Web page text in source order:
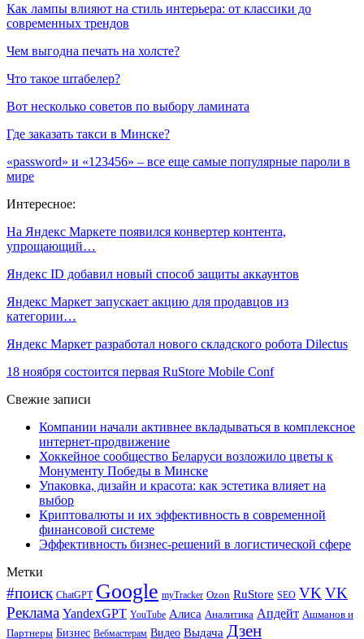
Как лампы влияют на стиль интерьера: от классики до
современных трендов
Чем выгодна печать на холсте?
Что такое штабелер?
Вот несколько советов по выбору ламината
Где заказать такси в Минске?
«password» и «123456» – все еще самые популярные пароли в
мире
Интересное:
На Яндекс Маркете появился конвертер контента,
упрощающий…
Яндекс ID добавил новый способ защиты аккаунтов
Яндекс Маркет запускает акцию для продавцов из
категории…
Яндекс Маркет разработал нового складского робота Dilectus
18 ноября состоится первая RuStore Mobile Conf
Свежие записи
Компании начали активнее вкладываться в комплексное
интернет-продвижение
Хоккейное сообщество Беларуси возложило цветы к
Монументу Победы в Минске
Упаковка, дизайн и красота: как эстетика влияет на
выбор
Криптовалюты и их эффективность в современной
финансовой системе
Эффективность бизнес-решений в логистической сфере
Метки
#поиск ChatGPT Google myTracker Ozon RuStore SEO VK VK
Реклама YandexGPT YouTube Алиса Аналитика Апдейт Ашманов и
Партнеры Бизнес Вебмастерам Видео Выдача Дзен